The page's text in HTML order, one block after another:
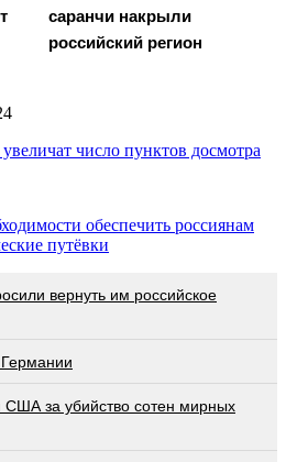
саранчи накрыли
российский регион
число пунктов досмотра
обеспечить россиянам
путёвки
вернуть им российское
за убийство сотен мирных